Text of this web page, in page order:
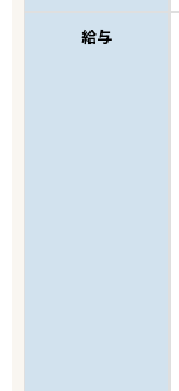
給与